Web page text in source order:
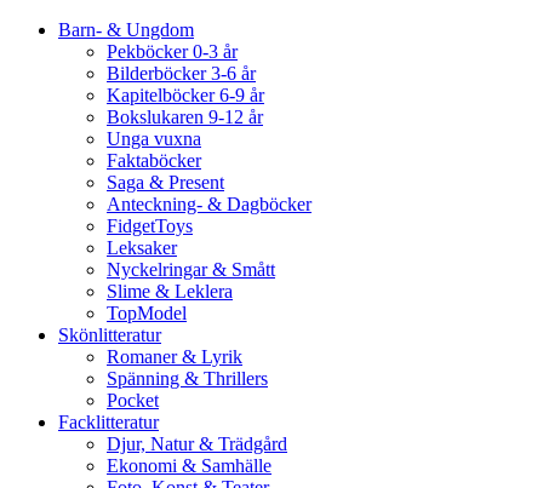
Barn- & Ungdom
Pekböcker 0-3 år
Bilderböcker 3-6 år
Kapitelböcker 6-9 år
Bokslukaren 9-12 år
Unga vuxna
Faktaböcker
Saga & Present
Anteckning- & Dagböcker
FidgetToys
Leksaker
Nyckelringar & Smått
Slime & Leklera
TopModel
Skönlitteratur
Romaner & Lyrik
Spänning & Thrillers
Pocket
Facklitteratur
Djur, Natur & Trädgård
Ekonomi & Samhälle